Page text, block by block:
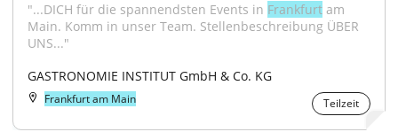
"...DICH für die spannendsten Events in Frankfurt am
Main. Komm in unser Team. Stellenbeschreibung ÜBER
UNS..."
GASTRONOMIE INSTITUT GmbH & Co. KG
Frankfurt am Main Teilzeit